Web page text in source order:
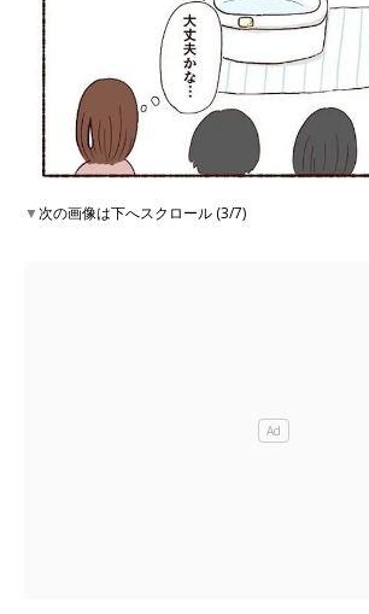
▼次の画像は下へスクロール (3/7)